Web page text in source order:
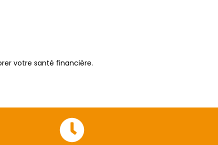
votre santé financière.